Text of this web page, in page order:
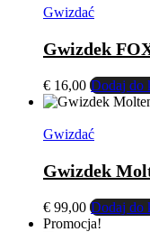
Gwizdać
Gwizdek
€ 16,00 Dodaj do
Gwizdać
Gwizdek
€ 99,00 Dodaj do
Promocja!